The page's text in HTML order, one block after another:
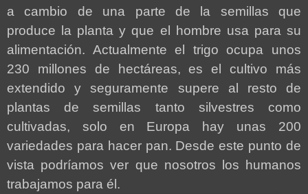
a cambio de una parte de la semillas que
produce la planta y que el hombre usa para su
alimentación. Actualmente el trigo ocupa unos
230 millones de hectáreas, es el cultivo más
extendido y seguramente supere al resto de
plantas de semillas tanto silvestres como
cultivadas, solo en Europa hay unas 200
variedades para hacer pan. Desde este punto de
vista podríamos ver que nosotros los humanos
trabajamos para él.